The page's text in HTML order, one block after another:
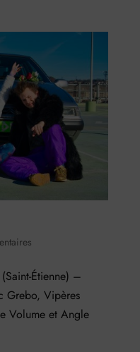
Étienne) –
Grebo, Vipères
Volume et Angle